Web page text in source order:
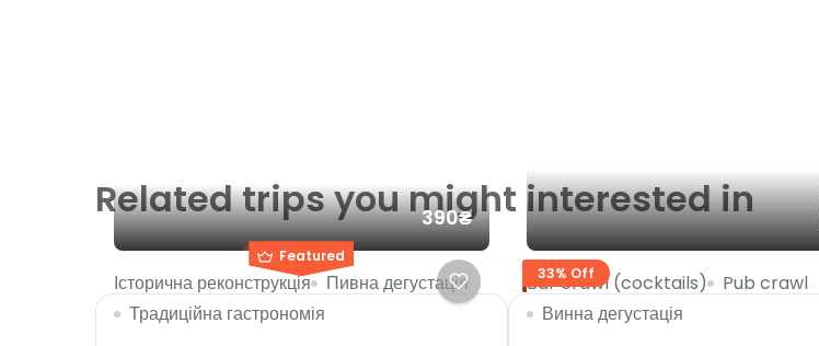
Related trips you might interested in
Featured
390₴
Історична реконструкція
Пивна дегустація
Традиційна гастрономія
33% Off
Bar crawl (cocktails)
Pub crawl
Винна дегустація